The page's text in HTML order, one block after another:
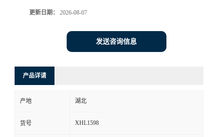
更新日期： 2026-08-07
发送咨询信息
产品详请
产地 湖北
货号 XHL1598